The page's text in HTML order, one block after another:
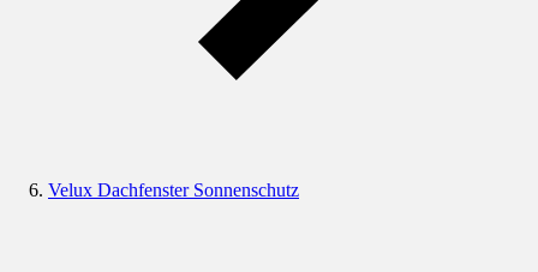
Velux Dachfenster Sonnenschutz